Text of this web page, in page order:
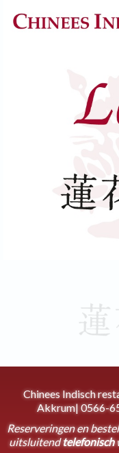
Chinees Indisch
Akkrum| 0566-
Reserveringen en
uitsluitendtelefonisch